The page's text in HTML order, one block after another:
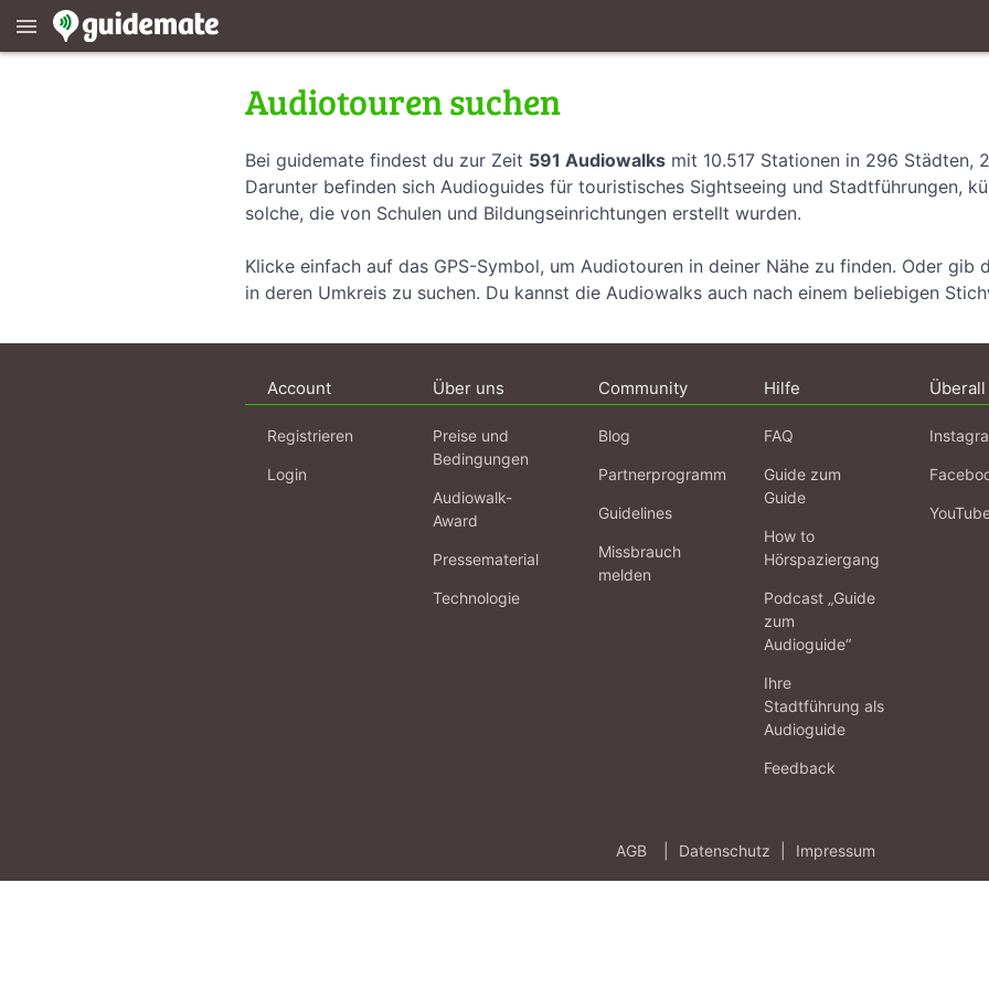
menu
Audiotouren suchen
Bei guidemate findest du zur Zeit 591 Audiowalks mit 10.517 Stationen in 296 Städten,
Darunter befinden sich Audioguides für touristisches Sightseeing und Stadtführungen,
solche, die von Schulen und Bildungseinrichtungen erstellt wurden.
Klicke einfach auf das GPS-Symbol, um Audiotouren in deiner Nähe zu finden. Oder gib
in deren Umkreis zu suchen. Du kannst die Audiowalks auch nach einem beliebigen
Account
Registrieren
Login
Über uns
Preise und
Bedingungen
Audiowalk-
Award
Pressematerial
Technologie
Community
Blog
Partnerprogramm
Guidelines
Missbrauch
melden
Hilfe
FAQ
Guide zum
Guide
How to
Hörspaziergang
Podcast „Guide
zum
Audioguide“
Ihre
Stadtführung als
Audioguide
Feedback
Überall
AGB Datenschutz Impressum